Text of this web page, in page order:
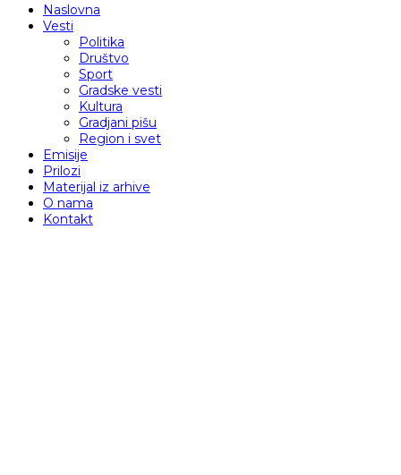
Naslovna
Vesti
Politika
Društvo
Sport
Gradske vesti
Kultura
Gradjani pišu
Region i svet
Emisije
Prilozi
Materijal iz arhive
O nama
Kontakt